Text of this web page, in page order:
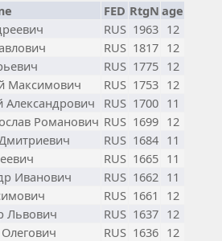
FED RtgN age
RUS 1963 12
RUS 1817 12
RUS 1775 12
Максимович RUS 1753 12
RUS 1700 11
Романович RUS 1699 12
RUS 1684 11
RUS 1665 11
Иванович RUS 1662 11
RUS 1661
12
Львович RUS 1637 12
RUS 1636 12